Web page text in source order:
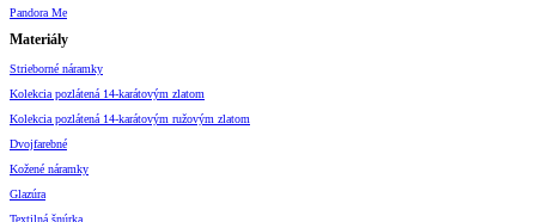
Pandora Me
Materiály
Strieborné náramky
Kolekcia pozlátená 14-karátovým zlatom
Kolekcia pozlátená 14-karátovým ružovým zlatom
Dvojfarebné
Kožené náramky
Glazúra
Textilná šnúrka